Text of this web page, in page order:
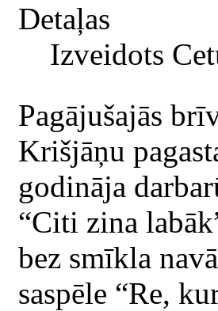
Detaļas
Izveidots
Pagājušajās
Krišjāņu
godināja
“Citi zina
bez smīkla
saspēle “Re,